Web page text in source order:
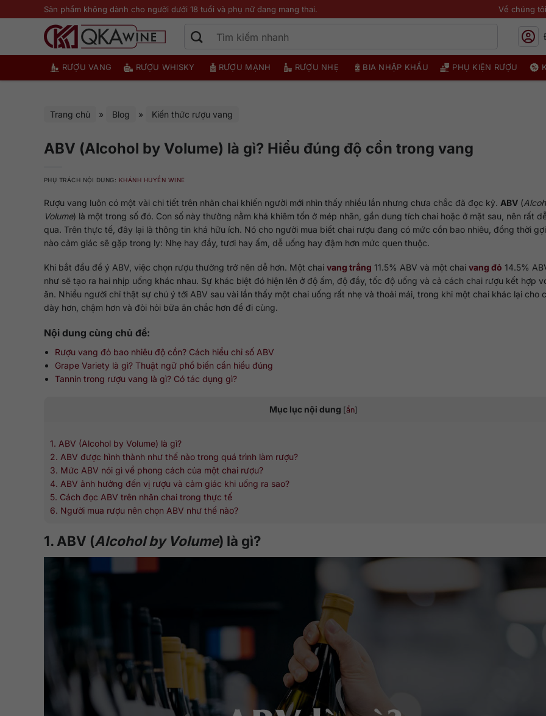
qua
Sản phẩm không dành cho người dưới 18 tuổi và phụ nữ đang mang thai. Về chúng tôi
RƯỢU VANG RƯỢU WHISKY RƯỢU MẠNH RƯỢU NHẸ BIA NHẬP KHẨU PHỤ KIỆN RƯỢU
Trang chủ » Blog » Kiến thức rượu vang
ABV (Alcohol by Volume) là gì? Hiểu đúng độ cồn trong vang
PHỤ TRÁCH NỘI DUNG: KHÁNH HUYỀN WINE
Rượu vang luôn có một vài chi tiết trên nhãn chai khiến người mới nhìn thấy nhiều lần nhưng chưa chắc đã đọc kỹ. ABV (
Volume) là một trong số đó. Con số này thường nằm khá khiêm tốn ở mép nhãn, gần dung tích chai hoặc ở mặt sau, nên rất
qua. Trên thực tế, đây lại là thông tin khá hữu ích. Nó cho người mua biết chai rượu đang có mức cồn bao nhiêu, đồng thời
nào cảm giác sẽ gặp trong ly: Nhẹ hay đầy, tươi hay ấm, dễ uống hay đậm hơn mức quen thuộc.
Khi bắt đầu để ý ABV, việc chọn rượu thường trở nên dễ hơn. Một chai vang trắng 11.5% ABV và một chai vang đỏ 14.5%
như sẽ tạo ra hai nhịp uống khác nhau. Sự khác biệt đó hiện lên ở độ ấm, độ đầy, tốc độ uống và cả cách chai rượu kết hợp
ăn. Nhiều người chỉ thật sự chú ý tới ABV sau vài lần thấy một chai uống rất nhẹ và thoải mái, trong khi một chai khác lại cho
dày hơn, chậm hơn và đòi hỏi bữa ăn chắc hơn để đi cùng.
Nội dung cùng chủ đề:
Rượu vang đỏ bao nhiêu độ cồn? Cách hiểu chỉ số ABV
Grape Variety là gì? Thuật ngữ phổ biến cần hiểu đúng
Tannin trong rượu vang là gì? Có tác dụng gì?
Mục lục nội dung [ẩn]
1. ABV (Alcohol by Volume) là gì?
2. ABV được hình thành như thế nào trong quá trình làm rượu?
3. Mức ABV nói gì về phong cách của một chai rượu?
4. ABV ảnh hưởng đến vị rượu và cảm giác khi uống ra sao?
5. Cách đọc ABV trên nhãn chai trong thực tế
6. Người mua rượu nên chọn ABV như thế nào?
1. ABV (Alcohol by Volume) là gì?